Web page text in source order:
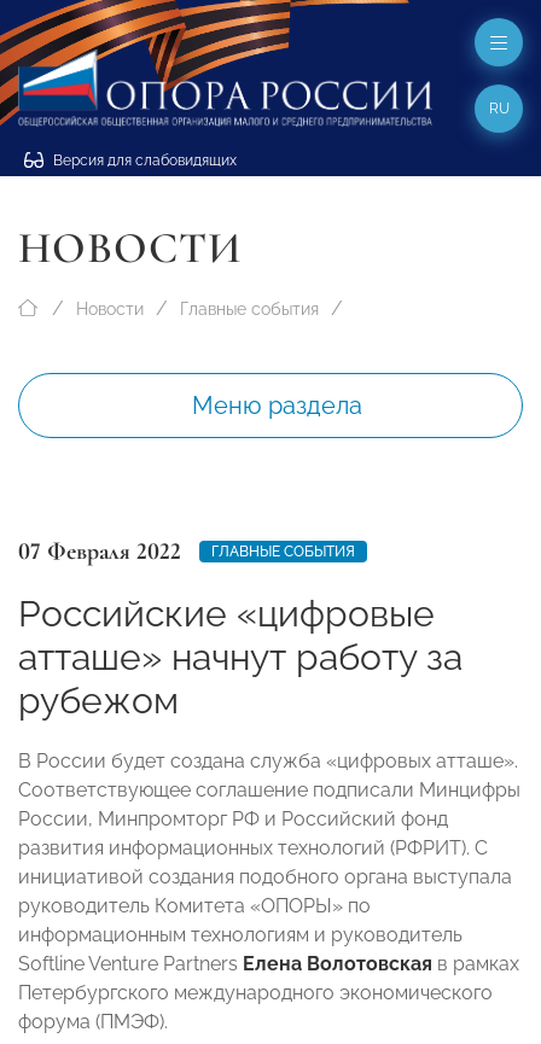
Версия для слабовидящих
RU
НОВОСТИ
Новости Главные события
Меню раздела
07 Февраля 2022 ГЛАВНЫЕ СОБЫТИЯ
Российские «цифровые
атташе» начнут работу за
рубежом
В России будет создана служба «цифровых атташе».
Соответствующее соглашение подписали Минцифры
России, Минпромторг РФ и Российский фонд
развития информационных технологий (РФРИТ). С
инициативой создания подобного органа выступала
руководитель Комитета «ОПОРЫ» по
информационным технологиям и руководитель
Softline Venture Partners Елена Волотовская в рамках
Петербургского международного экономического
форума (ПМЭФ).